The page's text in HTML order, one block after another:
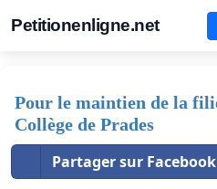
Petitionenligne.net
Pour le maintien de la
Collège de Prades
Partager sur Facebook